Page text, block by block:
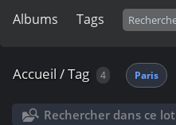
Albums Tags
Accueil /Tag 4 Paris
Rechercher dans ce lot